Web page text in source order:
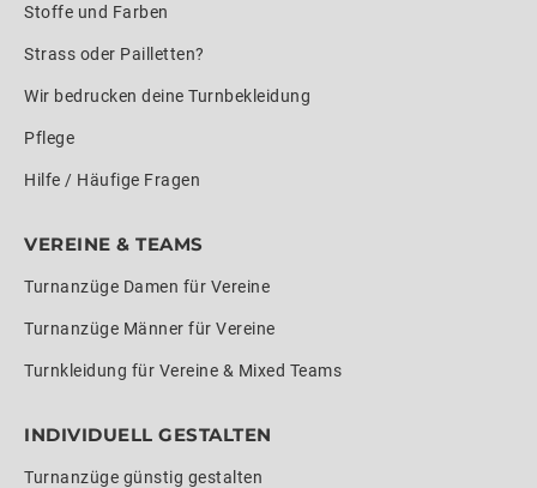
Stoffe und Farben
Strass oder Pailletten?
Wir bedrucken deine Turnbekleidung
Pflege
Hilfe / Häufige Fragen
VEREINE & TEAMS
Turnanzüge Damen für Vereine
Turnanzüge Männer für Vereine
Turnkleidung für Vereine & Mixed Teams
INDIVIDUELL GESTALTEN
Turnanzüge günstig gestalten